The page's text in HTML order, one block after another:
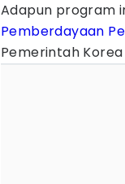
Adapun program
Pemberdayaan
Pemerintah